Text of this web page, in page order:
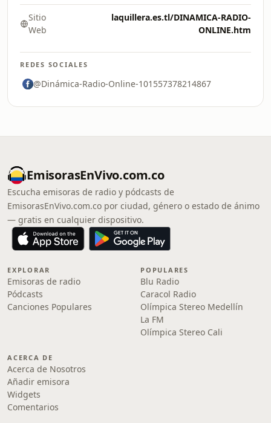
Sitio
Web
laquillera.es.tl/DINAMICA-RADIO-
ONLINE.htm
REDES SOCIALES
@Dinámica-Radio-Online-101557378214867
EmisorasEnVivo.com.co
Escucha emisoras de radio y pódcasts de
EmisorasEnVivo.com.co por ciudad, género o estado de ánimo
— gratis en cualquier dispositivo.
EXPLORAR
Emisoras de radio
Pódcasts
Canciones Populares
POPULARES
Blu Radio
Caracol Radio
Olímpica Stereo Medellín
La FM
Olímpica Stereo Cali
ACERCA DE
Acerca de Nosotros
Añadir emisora
Widgets
Comentarios